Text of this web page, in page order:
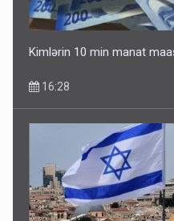
Kimlərin 10 min manat
16:28